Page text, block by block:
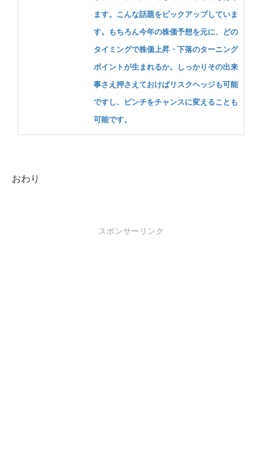
ます。こんな話題をピックアップしていま
す。もちろん今年の株価予想を元に、どの
タイミングで株価上昇・下落のターニング
ポイントが生まれるか。しっかりその出来
事さえ押さえておけばリスクヘッジも可能
ですし、ピンチをチャンスに変えることも
可能です。
おわり
スポンサーリンク